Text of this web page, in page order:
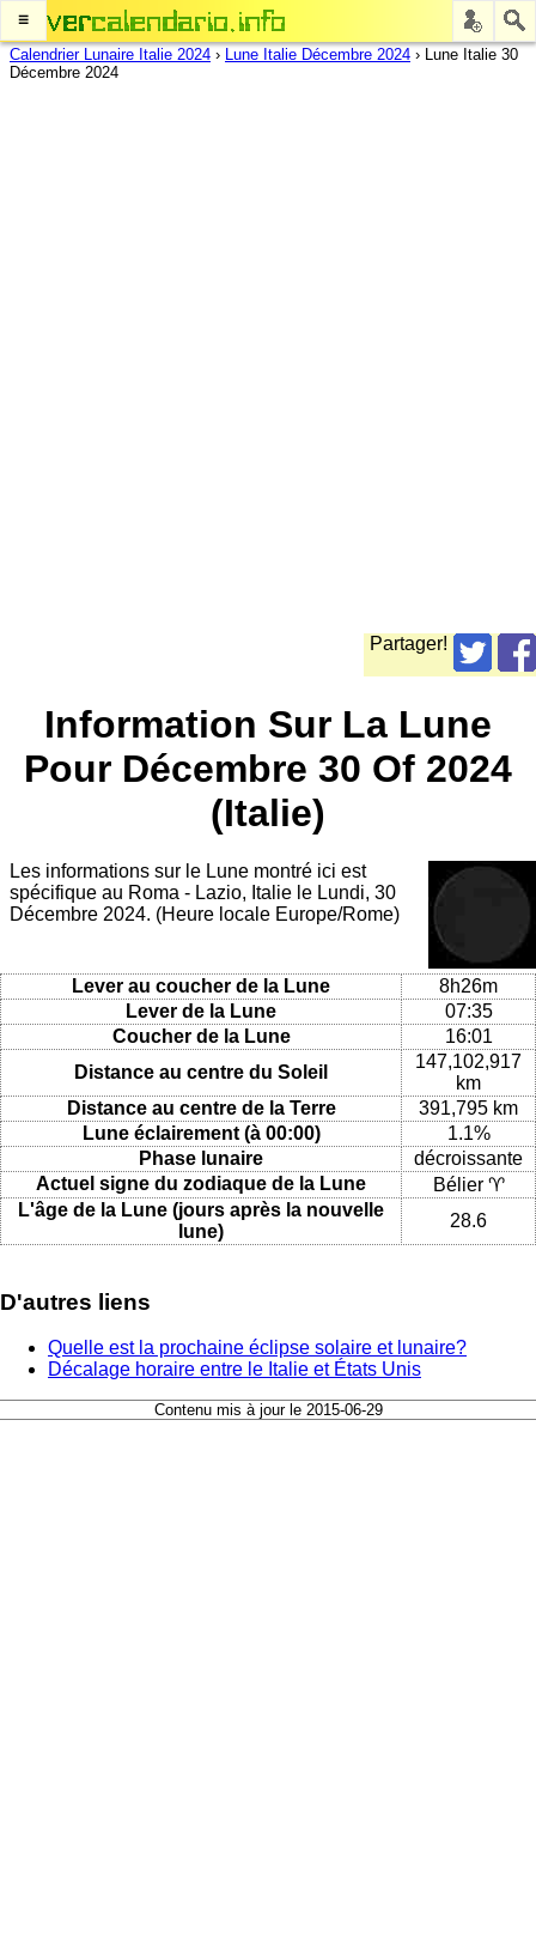
≡
Calendrier Lunaire Italie 2024 › Lune Italie Décembre 2024 › Lune Italie 30
Décembre 2024
Partager!
Information Sur La Lune
Pour Décembre 30 Of 2024
(Italie)
Les informations sur le Lune montré ici est
spécifique au Roma - Lazio, Italie le Lundi, 30
Décembre 2024. (Heure locale Europe/Rome)
Lever au coucher de la Lune
8h26m
Lever de la Lune
07:35
Coucher de la Lune
16:01
Distance au centre du Soleil
147,102,917
km
Distance au centre de la Terre
391,795 km
Lune éclairement (à 00:00)
1.1%
Phase lunaire
décroissante
Actuel signe du zodiaque de la Lune
Bélier ♈
L'âge de la Lune (jours après la nouvelle
lune)
28.6
D'autres liens
Quelle est la prochaine éclipse solaire et lunaire?
Décalage horaire entre le Italie et États Unis
Contenu mis à jour le 2015-06-29